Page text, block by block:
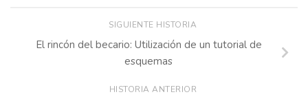
SIGUIENTE HISTORIA
El rincón del becario: Utilización de un tutorial de
esquemas
HISTORIA ANTERIOR